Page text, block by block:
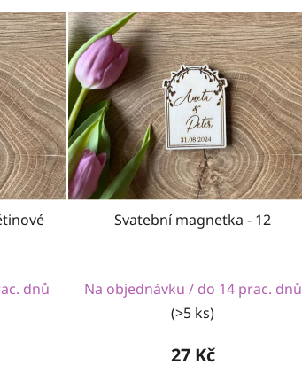
dnů
Svatební magnetka - 12
Na objednávku / do 14 prac. dnů
(>5 ks)
27 Kč